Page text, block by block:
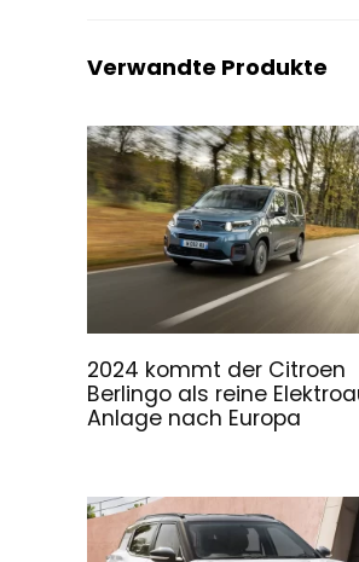
Verwandte Produkte
2024 kommt der Citroen
Berlingo als reine
Anlage nach Europa